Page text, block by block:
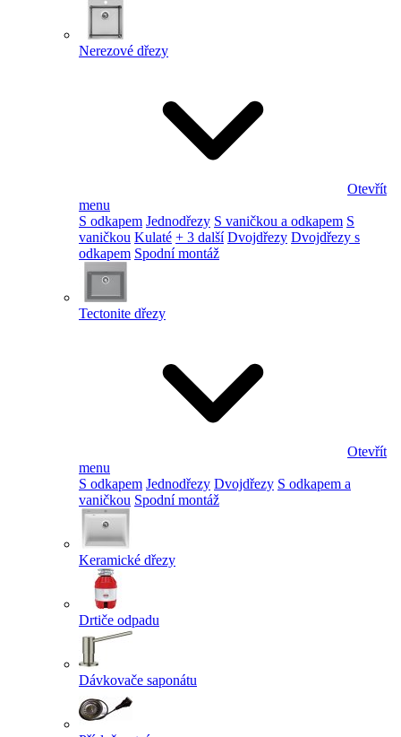
Nerezové dřezy
Otevřít
menu
S odkapem Jednodřezy S vaničkou a odkapem S
vaničkou Kulaté + 3 další Dvojdřezy Dvojdřezy s
odkapem Spodní montáž
Tectonite dřezy
Otevřít
menu
S odkapem Jednodřezy Dvojdřezy S odkapem a
vaničkou Spodní montáž
Keramické dřezy
Drtiče odpadu
Dávkovače saponátu